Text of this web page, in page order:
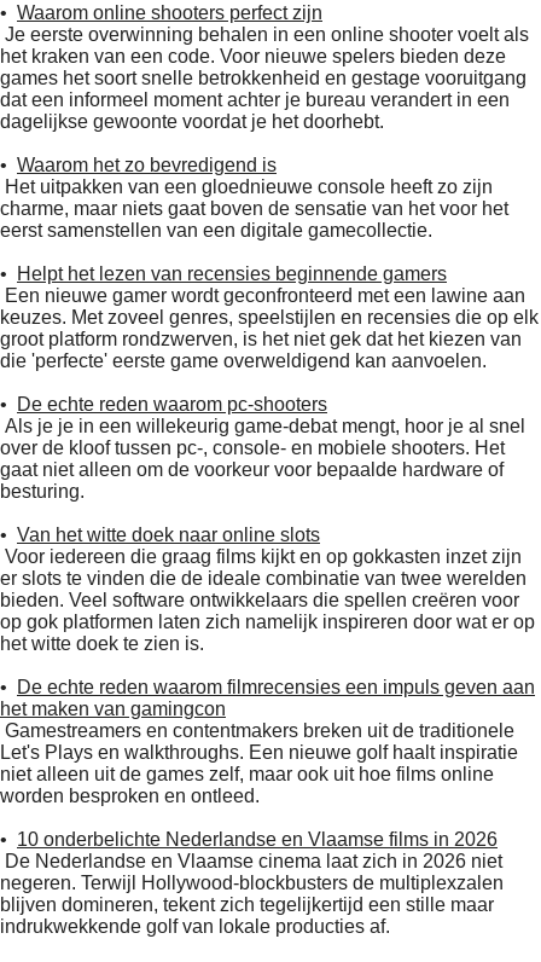
• Waarom online shooters perfect zijn
Je eerste overwinning behalen in een online shooter voelt als
het kraken van een code. Voor nieuwe spelers bieden deze
games het soort snelle betrokkenheid en gestage vooruitgang
dat een informeel moment achter je bureau verandert in een
dagelijkse gewoonte voordat je het doorhebt.
• Waarom het zo bevredigend is
Het uitpakken van een gloednieuwe console heeft zo zijn
charme, maar niets gaat boven de sensatie van het voor het
eerst samenstellen van een digitale gamecollectie.
•
Helpt het lezen van recensies beginnende gamers
Een nieuwe gamer wordt geconfronteerd met een lawine aan
keuzes. Met zoveel genres, speelstijlen en recensies die op elk
groot platform rondzwerven, is het niet gek dat het kiezen van
die 'perfecte' eerste game overweldigend kan aanvoelen.
•
De echte reden waarom pc-shooters
Als je je in een willekeurig game-debat mengt, hoor je al snel
over de kloof tussen pc-, console- en mobiele shooters. Het
gaat niet alleen om de voorkeur voor bepaalde hardware of
besturing.
• Van het witte doek naar online slots
Voor iedereen die graag films kijkt en op gokkasten inzet zijn
er slots te vinden die de ideale combinatie van twee werelden
bieden. Veel software ontwikkelaars die spellen creëren voor
op gok platformen laten zich namelijk inspireren door wat er op
het witte doek te zien is.
•
De echte reden waarom filmrecensies een impuls geven aan
het maken van gamingcon
Gamestreamers en contentmakers breken uit de traditionele
Let's Plays en walkthroughs. Een nieuwe golf haalt inspiratie
niet alleen uit de games zelf, maar ook uit hoe films online
worden besproken en ontleed.
• 10 onderbelichte Nederlandse en Vlaamse films in 2026
De Nederlandse en Vlaamse cinema laat zich in 2026 niet
negeren. Terwijl Hollywood-blockbusters de multiplexzalen
blijven domineren, tekent zich tegelijkertijd een stille maar
indrukwekkende golf van lokale producties af.